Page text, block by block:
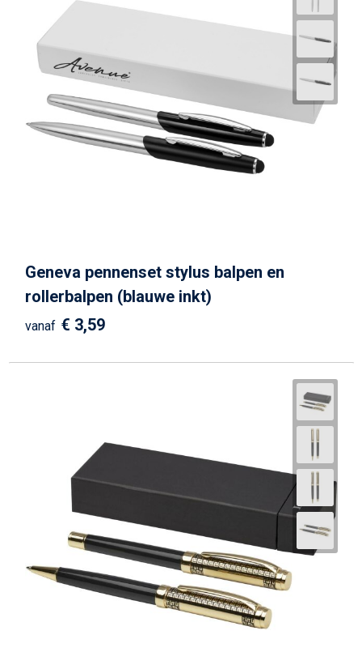
Geneva pennenset stylus balpen en
rollerbalpen (blauwe inkt)
vanaf € 3,59